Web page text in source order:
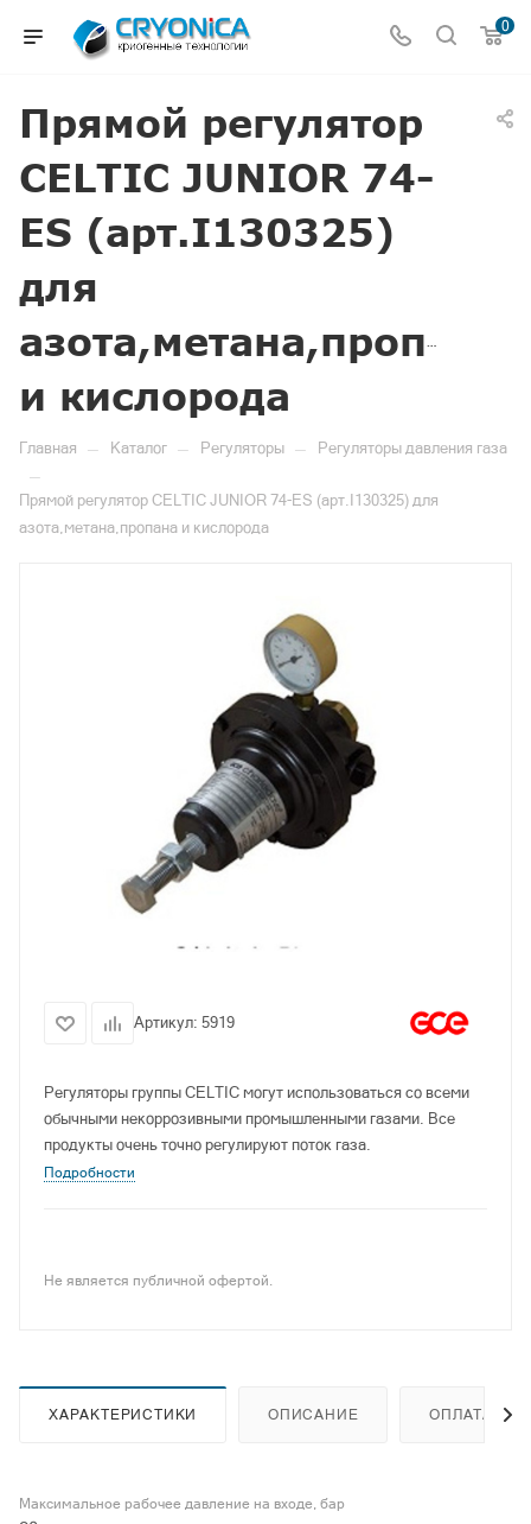
0
Прямой регулятор
CELTIC JUNIOR 74-
ES (арт.I130325)
для
азота,метана,пропана
и кислорода
Главная — Каталог — Регуляторы — Регуляторы давления газа
—
Прямой регулятор CELTIC JUNIOR 74-ES (арт.I130325) для
азота,метана,пропана и кислорода
Артикул: 5919
Регуляторы группы СELTIC могут использоваться со всеми
обычными некоррозивными промышленными газами. Все
продукты очень точно регулируют поток газа.
Подробности
Не является публичной офертой.
ХАРАКТЕРИСТИКИ ОПИСАНИЕ ОПЛАТА
Максимальное рабочее давление на входе, бар